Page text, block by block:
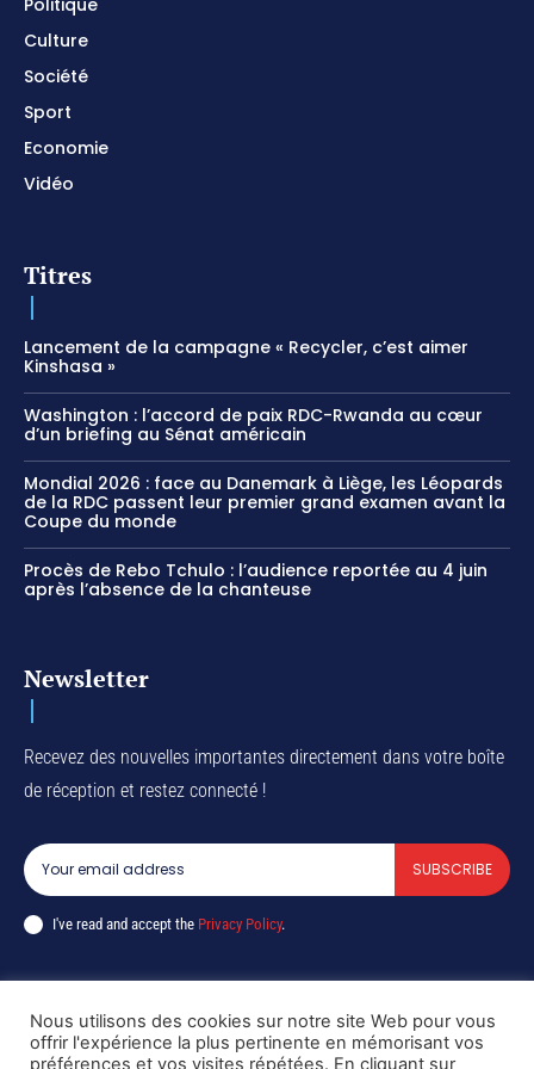
Politique
Culture
Société
Sport
Economie
Vidéo
Titres
Lancement de la campagne « Recycler, c’est aimer
Kinshasa »
Washington : l’accord de paix RDC-Rwanda au cœur
d’un briefing au Sénat américain
Mondial 2026 : face au Danemark à Liège, les Léopards
de la RDC passent leur premier grand examen avant la
Coupe du monde
Procès de Rebo Tchulo : l’audience reportée au 4 juin
après l’absence de la chanteuse
Newsletter
Recevez des nouvelles importantes directement dans votre boîte
de réception et restez connecté !
SUBSCRIBE
I've read and accept the Privacy Policy.
Copyright © DiaspoRDC. All rights reserved
Nous utilisons des cookies sur notre site Web pour vous
offrir l'expérience la plus pertinente en mémorisant vos
préférences et vos visites répétées. En cliquant sur